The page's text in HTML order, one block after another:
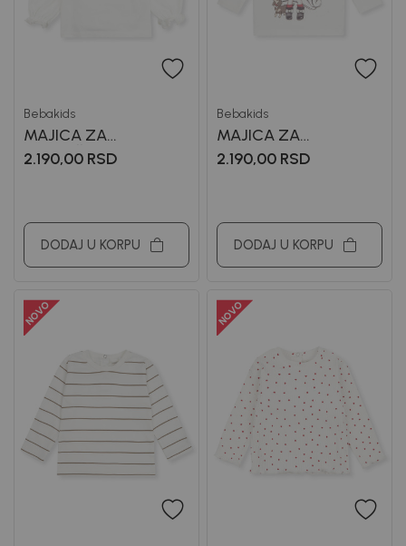
Bebakids
MAJICA ZA
DEVOJČICE LINDA
2.190,00 RSD
DODAJ U KORPU
Bebakids
MAJICA ZA
DEVOJCICE LIZA
2.190,00 RSD
DODAJ U KORPU